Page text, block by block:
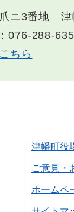
爪ニ3番地
076-288-
ちら
津幡町役
ご意見・
ホームペ